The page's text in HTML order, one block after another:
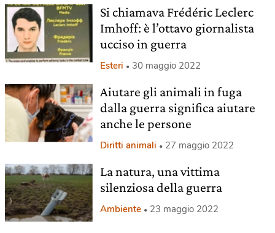
Si chiamava Frédéric Leclerc
Imhoff: è l’ottavo giornalista
ucciso in guerra
Esteri 30 maggio 2022
Aiutare gli animali in fuga
dalla guerra significa aiutare
anche le persone
Diritti animali 27 maggio 2022
La natura, una vittima
silenziosa della guerra
Ambiente 23 maggio 2022